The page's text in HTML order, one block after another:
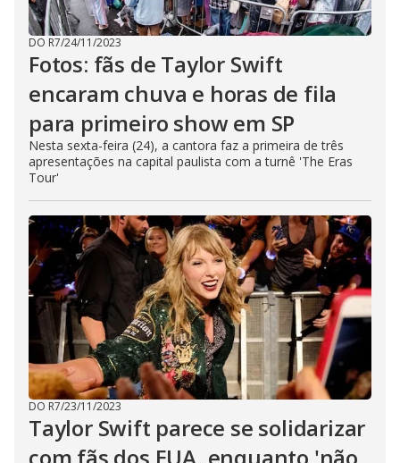
DO R7/24/11/2023
Fotos: fãs de Taylor Swift
encaram chuva e horas de fila
para primeiro show em SP
Nesta sexta-feira (24), a cantora faz a primeira de três
apresentações na capital paulista com a turnê 'The Eras
Tour'
DO R7/23/11/2023
Taylor Swift parece se solidarizar